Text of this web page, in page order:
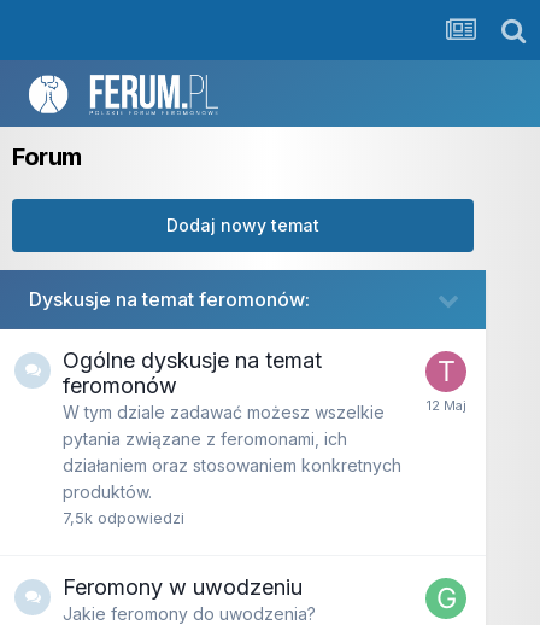
Forum
Dodaj nowy temat
Dyskusje na temat feromonów:
Ogólne dyskusje na temat
feromonów
W tym dziale zadawać możesz wszelkie
pytania związane z feromonami, ich
działaniem oraz stosowaniem konkretnych
produktów.
7,5k odpowiedzi
Feromony w uwodzeniu
Jakie feromony do uwodzenia?